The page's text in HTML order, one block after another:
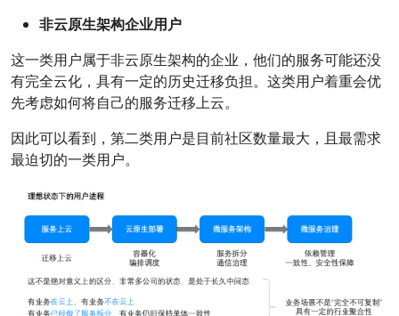
非云原生架构企业用户
这一类用户属于非云原生架构的企业，他们的服务可能还没
有完全云化，具有一定的历史迁移负担。这类用户着重会优
先考虑如何将自己的服务迁移上云。
因此可以看到，第二类用户是目前社区数量最大，且最需求
最迫切的一类用户。